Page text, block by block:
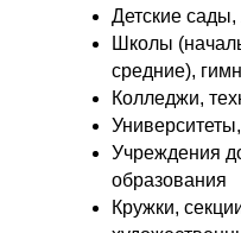
Детские сады,
Школы
средние),
Колледжи,
Учреждения
образования
Кружки,